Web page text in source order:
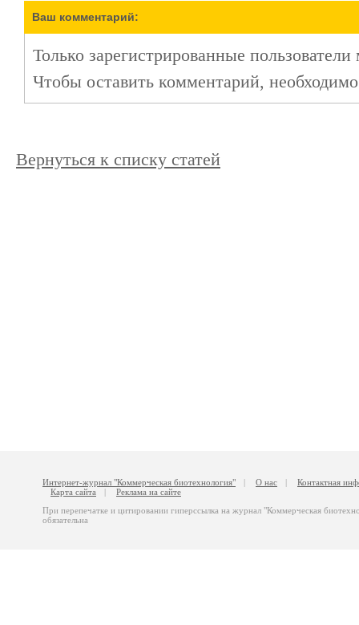
Ваш комментарий:
Только зарегистрированные
Чтобы оставить комментарий,
Вернуться к списку статей
Интернет-журнал "Коммерческая биотехнология" О нас
Контактная
Карта сайта
Реклама на сайте
При перепечатке и цитировании гиперссылка на журнал "Коммерческая
обязательна